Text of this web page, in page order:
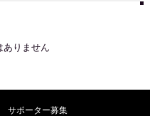
ありません
サポーター募集